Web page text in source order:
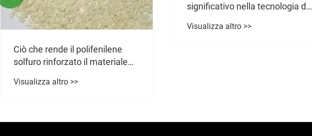
Ciò che rende il polifenilene
solfuro rinforzato il materiale
alte prestazioni
Visualizza altro >>
significativo nella tecnologia del
migliorare le proprietà dei
Visualizza altro >>